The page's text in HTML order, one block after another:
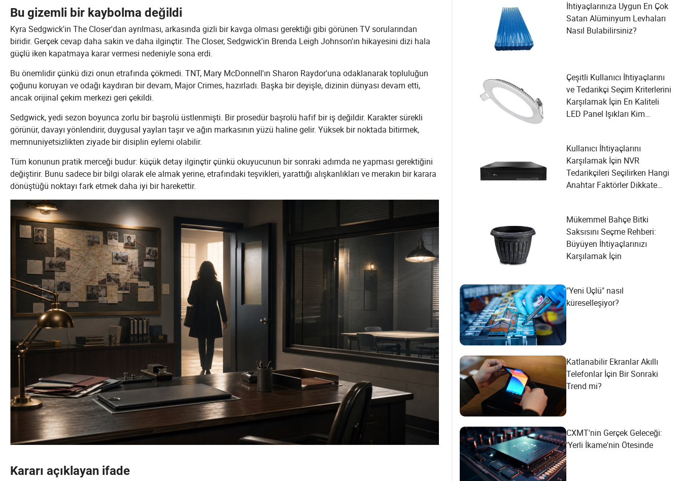
Bu gizemli bir kaybolma değildi
Kyra Sedgwick'in The Closer'dan ayrılması, arkasında gizli bir kavga olması gerektiği gibi görünen TV sorularından
biridir. Gerçek cevap daha sakin ve daha ilginçtir. The Closer, Sedgwick'in Brenda Leigh Johnson'ın hikayesini dizi hala
güçlü iken kapatmaya karar vermesi nedeniyle sona erdi.
Bu önemlidir çünkü dizi onun etrafında çökmedi. TNT, Mary McDonnell'ın Sharon Raydor'una odaklanarak topluluğun
çoğunu koruyan ve odağı kaydıran bir devam, Major Crimes, hazırladı. Başka bir deyişle, dizinin dünyası devam etti,
ancak orijinal çekim merkezi geri çekildi.
Sedgwick, yedi sezon boyunca zorlu bir başrolü üstlenmişti. Bir prosedür başrolü hafif bir iş değildir. Karakter sürekli
görünür, davayı yönlendirir, duygusal yayları taşır ve ağın markasının yüzü haline gelir. Yüksek bir noktada bitirmek,
memnuniyetsizlikten ziyade bir disiplin eylemi olabilir.
Tüm konunun pratik merceği budur: küçük detay ilginçtir çünkü okuyucunun bir sonraki adımda ne yapması gerektiğini
değiştirir. Bunu sadece bir bilgi olarak ele almak yerine, etrafındaki teşvikleri, yarattığı alışkanlıkları ve merakın bir karara
dönüştüğü noktayı fark etmek daha iyi bir harekettir.
Kararı açıklayan ifade
İhtiyaçlarınıza Uygun En Çok
Satan Alüminyum Levhaları
Nasıl Bulabilirsiniz?
Çeşitli Kullanıcı İhtiyaçlarını
ve Tedarikçi Seçim Kriterlerini
Karşılamak İçin En Kaliteli
LED Panel Işıkları Kim
Kullanıcı İhtiyaçlarını
Karşılamak İçin NVR
Tedarikçileri Seçilirken Hangi
Anahtar Faktörler Dikkate
Mükemmel Bahçe Bitki
Saksısını Seçme Rehberi:
Büyüyen İhtiyaçlarınızı
Karşılamak İçin
"Yeni Üçlü" nasıl
küreselleşiyor?
Katlanabilir Ekranlar Akıllı
Telefonlar İçin Bir Sonraki
Trend mi?
CXMT'nin Gerçek Geleceği:
'Yerli İkame'nin Ötesinde